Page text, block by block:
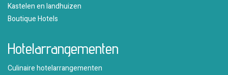
Kastelen en landhuizen
Boutique Hotels
Hotelarrangementen
Culinaire hotelarrangementen